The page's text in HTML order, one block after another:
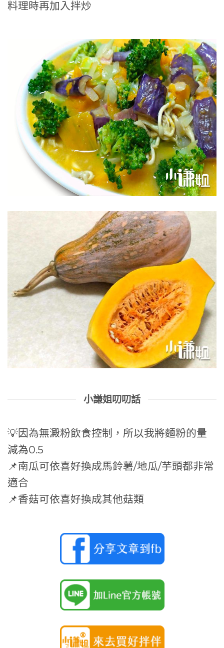
料理時再加入拌炒
小謙姐叨叨話
💡因為無澱粉飲食控制，所以我將麵粉的量
減為0.5
📌南瓜可依喜好換成馬鈴薯/地瓜/芋頭都非常
適合
📌香菇可依喜好換成其他菇類